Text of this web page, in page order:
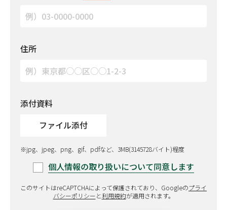
住所
添付資料
ファイル添付
※jpg、jpeg、png、gif、pdfなど、3MB(3145728バイト)程度
個人情報の取り扱いについて同意します
このサイトはreCAPTCHAによって保護されており、Googleのプライ
バシーポリシーと利用規約が適用されます。